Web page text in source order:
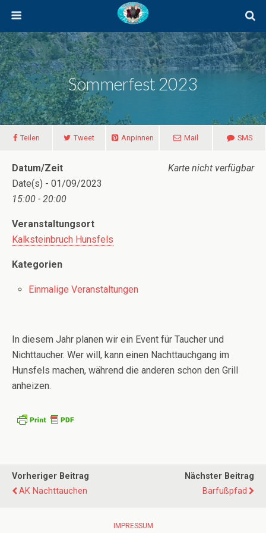
Sommerfest 2023
Teilen Tweet Anpinnen Mail SMS
Karte nicht verfügbar
Datum/Zeit
Date(s) - 01/09/2023
15:00 - 20:00
Veranstaltungsort
Kalksteinbruch Hunsfels
Kategorien
Einmalige Veranstaltungen
In diesem Jahr planen wir ein Event für Taucher und
Nichttaucher. Wer will, kann einen Nachttauchgang im
Hunsfels machen, während die anderen schon den Grill
anheizen.
Vorheriger Beitrag
AK Nachttauchen
Nächster Beitrag
Barfußpfad
IMPRESSUM